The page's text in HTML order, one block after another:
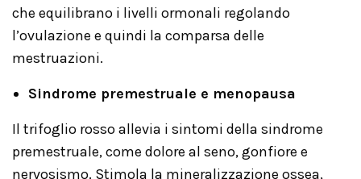
che equilibrano i livelli ormonali regolando
l’ovulazione e quindi la comparsa delle
mestruazioni.
Sindrome premestruale e menopausa
Il trifoglio rosso allevia i sintomi della sindrome
premestruale, come dolore al seno, gonfiore e
nervosismo. Stimola la mineralizzazione ossea,